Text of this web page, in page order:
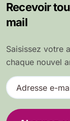
Recevoir
mail
Saisissez votre
chaque nouvel
A
d